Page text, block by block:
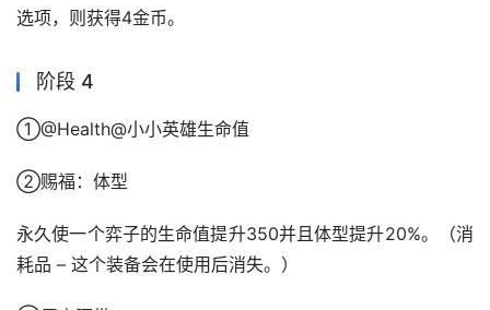
选项，则获得4金币。
阶段 4
①@Health@小小英雄生命值
②赐福：体型
永久使一个弈子的生命值提升350并且体型提升20%。（消
耗品 – 这个装备会在使用后消失。）